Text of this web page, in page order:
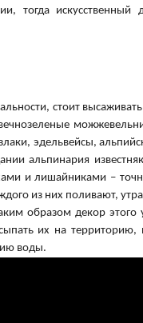
тогда искусственный
стоит
эдельвейсы,
альпинария
и лишайниками –
из них поливают,
образом декор
их на
воды.